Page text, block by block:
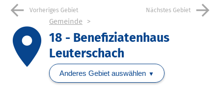
arrow_back Vorheriges Gebiet Nächstes Gebiet arrow_forward
place
Gemeinde
18 - Benefiziatenhaus
Leuterschach
Anderes Gebiet auswählen